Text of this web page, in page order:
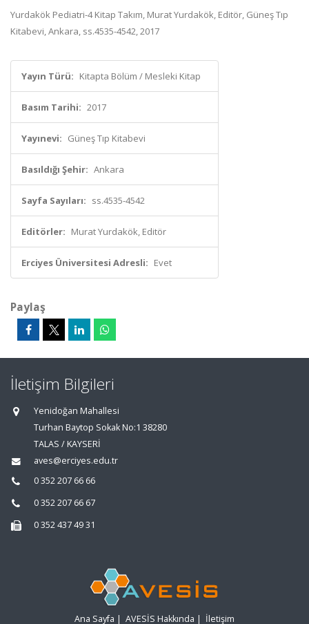
Yurdakök Pediatri-4 Kitap Takım, Murat Yurdakök, Editör, Güneş Tıp
Kitabevi, Ankara, ss.4535-4542, 2017
Yayın Türü: Kitapta Bölüm / Mesleki Kitap
Basım Tarihi: 2017
Yayınevi: Güneş Tıp Kitabevi
Basıldığı Şehir: Ankara
Sayfa Sayıları: ss.4535-4542
Editörler: Murat Yurdakök, Editör
Erciyes Üniversitesi Adresli: Evet
Paylaş
İletişim Bilgileri
Yenidoğan Mahallesi
Turhan Baytop Sokak No:1 38280
TALAS / KAYSERİ
aves@erciyes.edu.tr
0 352 207 66 66
0 352 207 66 67
0 352 437 49 31
Ana Sayfa | AVESİS Hakkında | İletişim